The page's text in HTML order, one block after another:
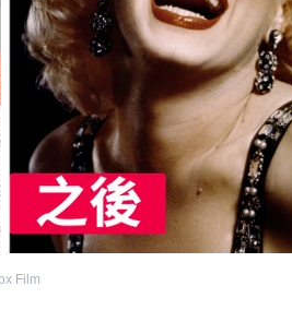
Film